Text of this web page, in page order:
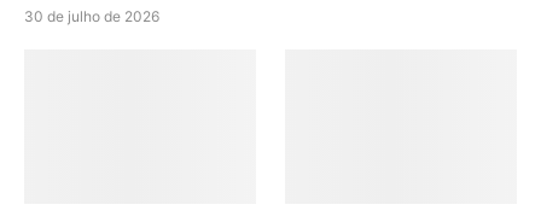
30 de julho de 2026